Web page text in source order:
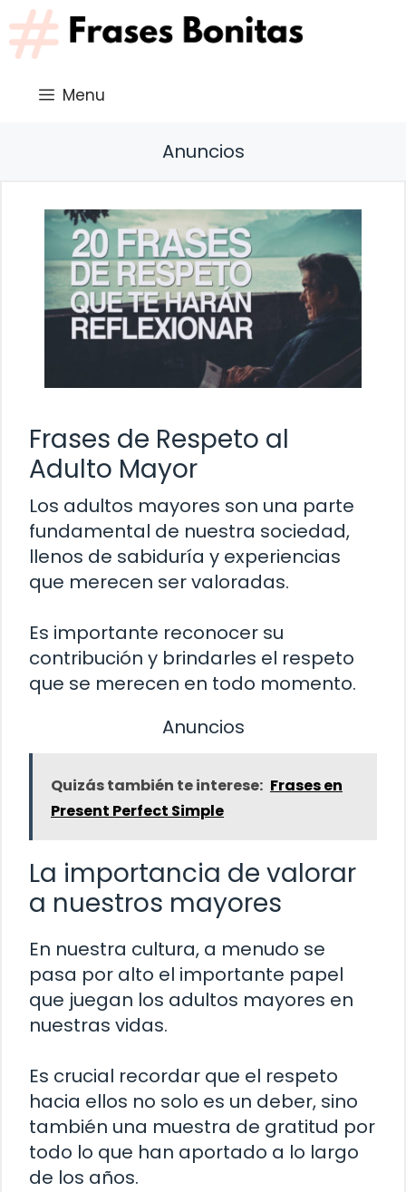
Saltar
al
contenido
Menu
Anuncios
Frases de Respeto al
Adulto Mayor
Los adultos mayores son una parte
fundamental de nuestra sociedad,
llenos de sabiduría y experiencias
que merecen ser valoradas.
Es importante reconocer su
contribución y brindarles el respeto
que se merecen en todo momento.
Anuncios
Quizás también te interese: Frases en
Present Perfect Simple
La importancia de valorar
a nuestros mayores
En nuestra cultura, a menudo se
pasa por alto el importante papel
que juegan los adultos mayores en
nuestras vidas.
Es crucial recordar que el respeto
hacia ellos no solo es un deber, sino
también una muestra de gratitud por
todo lo que han aportado a lo largo
de los años.